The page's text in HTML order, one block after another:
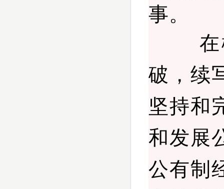
事。
在柳
破，续
坚持和
和发展
公有制